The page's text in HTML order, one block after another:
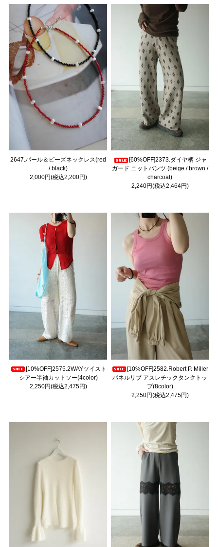
2647.パール＆ビーズネックレス(red
/ black)
2,000円(税込2,200円)
[60%OFF]2373.ダイヤ柄 ジャ
ガード ニットパンツ (beige / brown /
charcoal)
2,240円(税込2,464円)
[10%OFF]2575.2WAYツイスト
シアー半袖カットソー(4color)
2,250円(税込2,475円)
[10%OFF]2582.Robert P. Miller
パネルリブ アスレチックタンクトッ
プ(8color)
2,250円(税込2,475円)